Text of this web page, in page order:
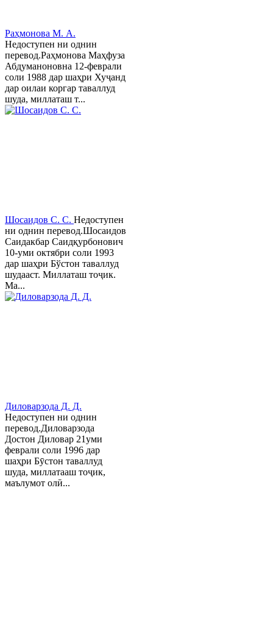
Раҳмонова М. А.
Недоступен ни однин
перевод.Раҳмонова Маҳфуза
Абдуманоновна 12-феврали
соли 1988 дар шаҳри Хуҷанд
дар оилаи коргар таваллуд
шуда, миллаташ т...
Шосаидов С. С. Недоступен
ни однин перевод.Шосаидов
Саидакбар Саидқурбонович
10-уми октябри соли 1993
дар шаҳри Бўстон таваллуд
шудааст. Миллаташ тоҷик.
Ма...
Диловарзода Д. Д.
Недоступен ни однин
перевод.Диловарзода
Достон Диловар 21уми
феврали соли 1996 дар
шаҳри Бӯстон таваллуд
шуда, миллатааш тоҷик,
маълумот олӣ...